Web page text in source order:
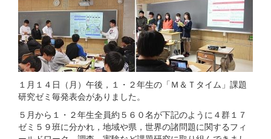
１月１４日（月）午後，１・２年生の「Ｍ＆Ｔタイム」課題
研究ゼミ毎発表会がありました。
５月から１・２年生全員約５６０名が下記のように４群１７
ゼミ５９班に分かれ，地域や県，世界の諸問題に関するフィ